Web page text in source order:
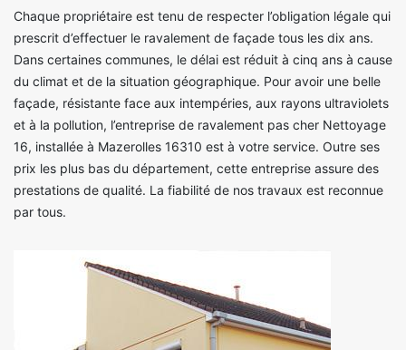
Chaque propriétaire est tenu de respecter l’obligation légale qui
prescrit d’effectuer le ravalement de façade tous les dix ans.
Dans certaines communes, le délai est réduit à cinq ans à cause
du climat et de la situation géographique. Pour avoir une belle
façade, résistante face aux intempéries, aux rayons ultraviolets
et à la pollution, l’entreprise de ravalement pas cher Nettoyage
16, installée à Mazerolles 16310 est à votre service. Outre ses
prix les plus bas du département, cette entreprise assure des
prestations de qualité. La fiabilité de nos travaux est reconnue
par tous.